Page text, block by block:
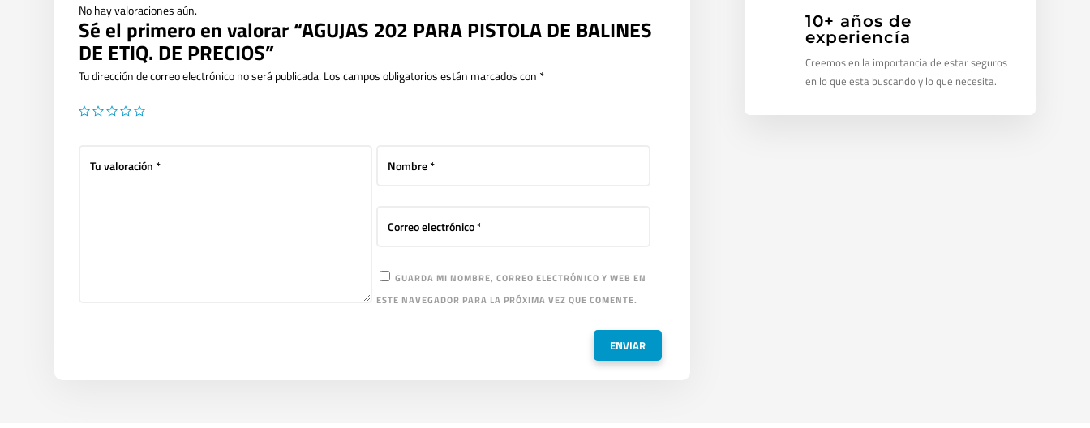
No hay valoraciones aún.
Sé el primero en valorar “AGUJAS 202 PARA PISTOLA DE BALINES
DE ETIQ. DE PRECIOS”
Tu dirección de correo electrónico no será publicada.Los campos obligatorios están marcados con *
GUARDA MI NOMBRE, CORREO ELECTRÓNICO Y WEB EN
ESTE NAVEGADOR PARA LA PRÓXIMA VEZ QUE COMENTE.
10+ años de
experiencía
Creemos en la importancia de estar seguros
en lo que esta buscando y lo que necesita.